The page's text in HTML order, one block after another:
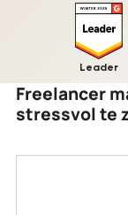
Leader
Freelancer
stressvol te